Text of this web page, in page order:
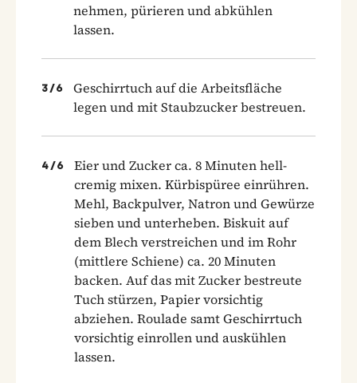
nehmen, pürieren und abkühlen
lassen.
3/6
Geschirrtuch auf die Arbeitsfläche
legen und mit Staubzucker bestreuen.
4/6
Eier und Zucker ca. 8 Minuten hell-
cremig mixen. Kürbispüree einrühren.
Mehl, Backpulver, Natron und Gewürze
sieben und unterheben. Biskuit auf
dem Blech verstreichen und im Rohr
(mittlere Schiene) ca. 20 Minuten
backen. Auf das mit Zucker bestreute
Tuch stürzen, Papier vorsichtig
abziehen. Roulade samt Geschirrtuch
vorsichtig einrollen und auskühlen
lassen.